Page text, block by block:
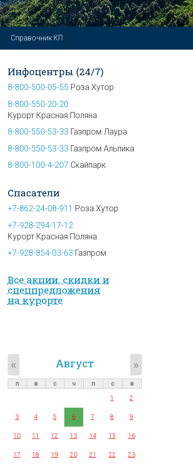
Справочник КП
Инфоцентры (24/7)
8-800-500-05-55 Роза Хутор
8-800-550-20-20
Курорт Красная Поляна
8-800-550-53-33 Газпром Лаура
8-800-550-53-33 Газпром Альпика
8-800-100-4-207 Скайпарк
Спасатели
+7-862-24-08-911 Роза Хутор
+7-928-294-17-12
Курорт Красная Поляна
+7-928-854-03-63 Газпром
Все акции, скидки и
спец­предложе­ния
на курорте
Август
« »
п в с ч п с
в
1
2
3 4 5 6 7 8 9
10 11 12 13 14 15 16
17 18 19 20 21 22 23